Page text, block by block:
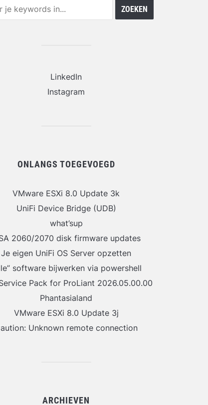
LinkedIn
Instagram
ONLANGS TOEGEVOEGD
VMware ESXi 8.0 Update 3k
UniFi Device Bridge (UDB)
what’sup
2060/2070 disk firmware updates
Je eigen UniFi OS Server opzetten
software bijwerken via powershell
Pack for ProLiant 2026.05.00.00
Phantasialand
VMware ESXi 8.0 Update 3j
Unknown remote connection
ARCHIEVEN